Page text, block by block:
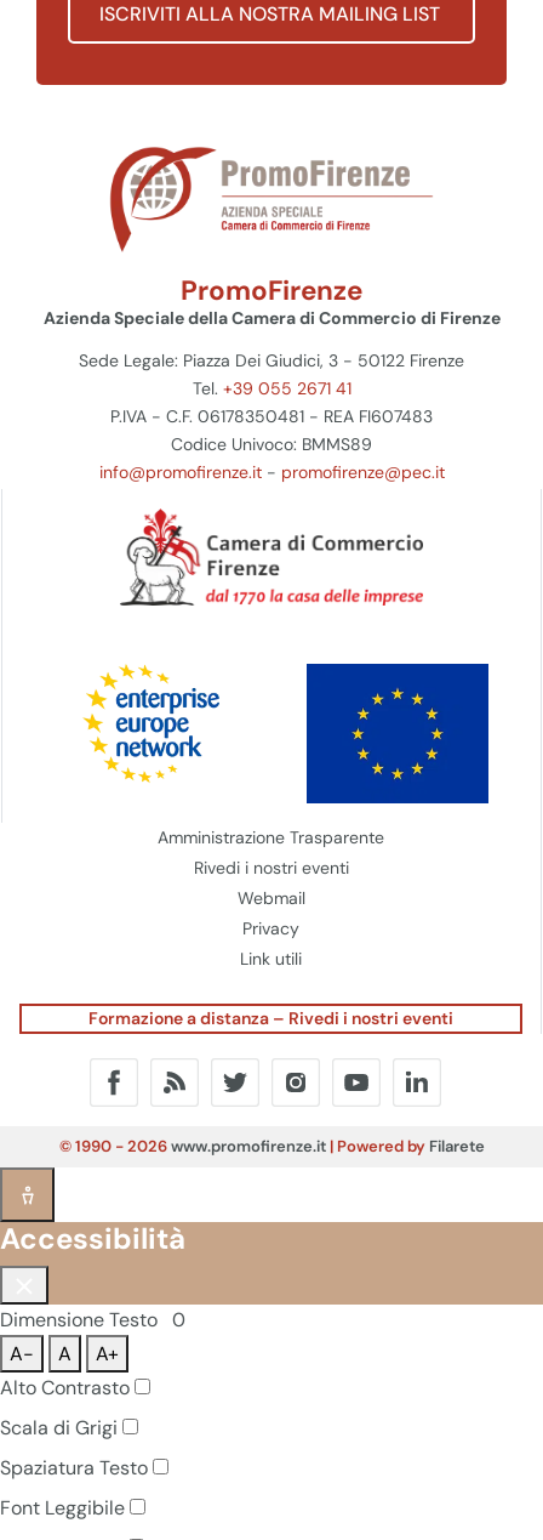
ISCRIVITI ALLA NOSTRA MAILING LIST
PromoFirenze
Azienda Speciale della Camera di Commercio di Firenze
Sede Legale: Piazza Dei Giudici, 3 - 50122 Firenze
Tel. +39 055 2671 41
P.IVA - C.F. 06178350481 - REA FI607483
Codice Univoco: BMMS89
info@promofirenze.it- promofirenze@pec.it
Amministrazione Trasparente
Rivedi i nostri eventi
Webmail
Privacy
Link utili
Formazione a distanza – Rivedi i nostri eventi
© 1990 - 2026www.promofirenze.it| Powered by Filarete
Accessibilità
Dimensione Testo 0
A-
A
A+
Alto Contrasto
Scala di Grigi
Spaziatura Testo
Font Leggibile